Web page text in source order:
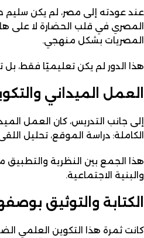
عند عودته إلى مصر، لم يكن سليم
المصري في قلب الحضارة لا على
المصريات بشكل منهجي.
هذا الدور لم يكن تعليميًا فقط،
العمل الميداني
إلى جانب التدريس، كان العمل
الكاملة: دراسة الموقع، تحليل
هذا الجمع بين النظرية والتطبيق
والبنية الاجتماعية.
الكتابة والتوثيق
كانت ثمرة هذا التكوين العلمي